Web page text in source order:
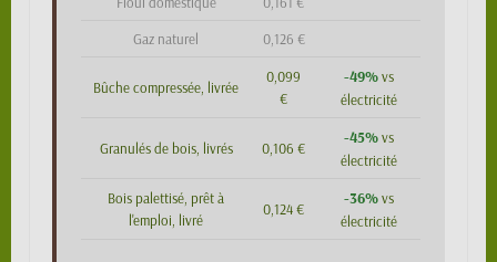
Gaz naturel 0,126 €
Bûche compressée, livrée
0,099
€
-49%vs
électricité
Granulés de bois, livrés 0,106 €
-45%vs
électricité
Bois palettisé, prêt à
l'emploi, livré
0,124 €
-36%vs
électricité